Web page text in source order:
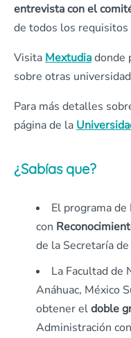
entrevista con el
de todos los requisitos
Visita Mextudiadonde
sobre otras
Para más detalles
página de la
¿Sabías que?
El programa
con
de la Secretaría
La Facultad de
Anáhuac, México
obtener eldoble
Administración